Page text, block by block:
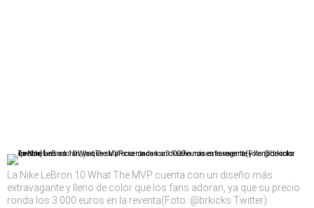
La Nike LeBron 10 What The MVP cuenta con un diseño más
extravagante y lleno de color que los fans adoran, ya que su precio
ronda los 3.000 euros en la reventa(Foto: @brkicks Twitter)